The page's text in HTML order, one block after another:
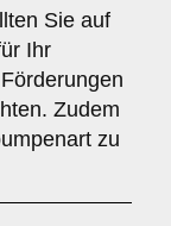
Sie auf
Ihr
Zudem
zu